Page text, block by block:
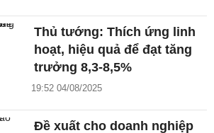
Thủ tướng: Thích ứng linh
hoạt, hiệu quả để đạt tăng
trưởng 8,3-8,5%
19:52 04/08/2025
Đề xuất cho doanh nghiệp